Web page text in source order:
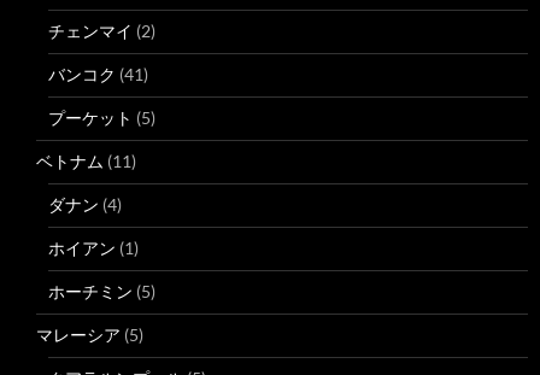
チェンマイ (2)
バンコク (41)
プーケット (5)
ベトナム (11)
ダナン (4)
ホイアン (1)
ホーチミン (5)
マレーシア (5)